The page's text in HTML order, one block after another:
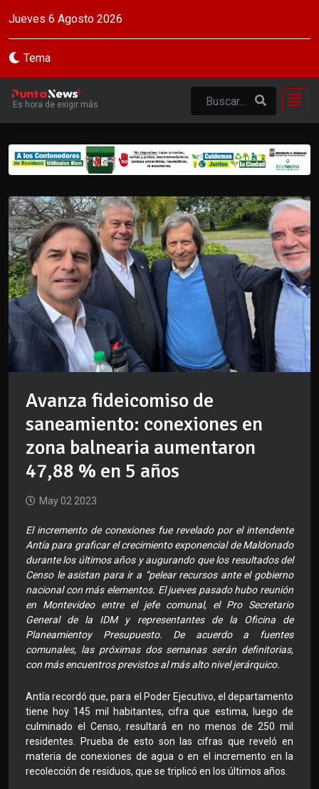
Jueves 6 Agosto 2026
Tema
Es hora de exigir más
Avanza fideicomiso de
saneamiento: conexiones en
zona balnearia aumentaron
47,88 % en 5 años
May 02 2023
El incremento de conexiones fue revelado por el intendente
Antía para graficar el crecimiento exponencial de Maldonado
durante los últimos años y augurando que los resultados del
Censo le asistan para ir a “pelear recursos ante el gobierno
nacional con más elementos. El jueves pasado hubo reunión
en Montevideo entre el jefe comunal, el Pro Secretario
General de la IDM y representantes de la Oficina de
Planeamientoy Presupuesto. De acuerdo a fuentes
comunales, las próximas dos semanas serán definitorias,
con más encuentros previstos al más alto nivel jerárquico.
Antía recordó que, para el Poder Ejecutivo, el departamento
tiene hoy 145 mil habitantes, cifra que estima, luego de
culminado el Censo, resultará en no menos de 250 mil
residentes. Prueba de esto son las cifras que reveló en
materia de conexiones de agua o en el incremento en la
recolección de residuos, que se triplicó en los últimos años.